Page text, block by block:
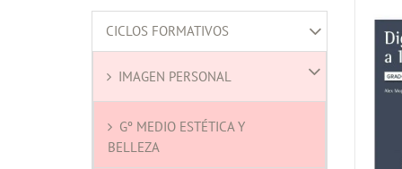
CICLOS FORMATIVOS
IMAGEN PERSONAL
Gº MEDIO ESTÉTICA Y
BELLEZA